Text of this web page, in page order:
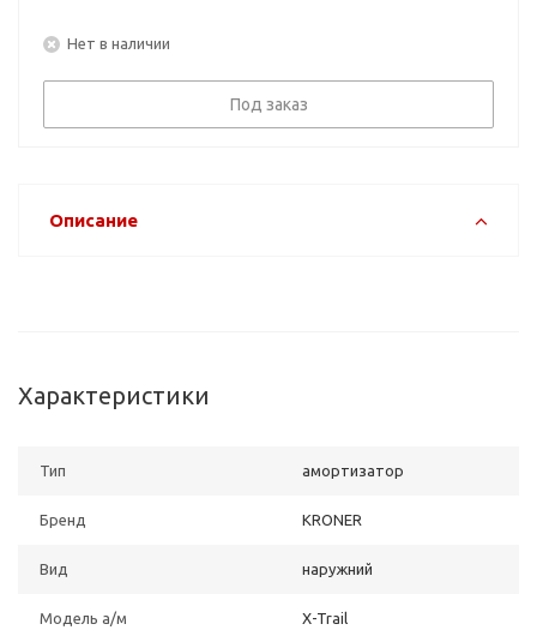
Нет в наличии
Под заказ
Описание
Характеристики
Тип амортизатор
Бренд KRONER
Вид наружний
Модель а/м X-Trail